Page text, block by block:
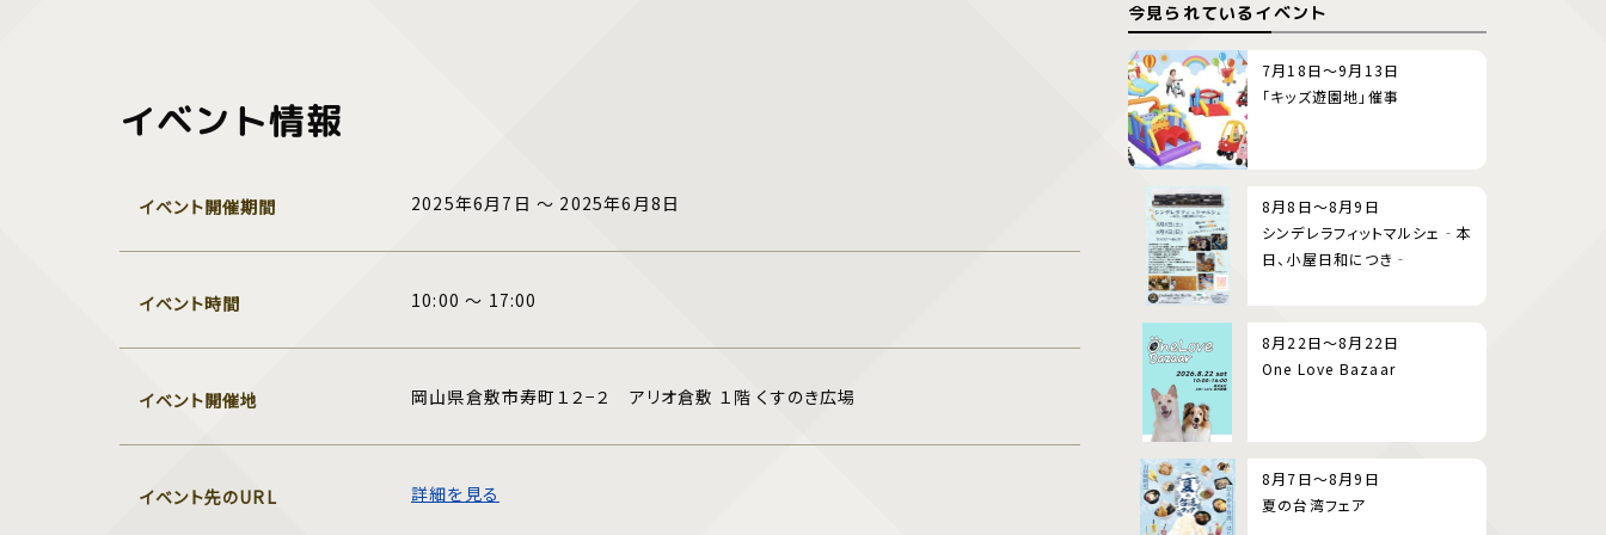
イベント情報
イベント開催期間 2025年6月7日 ～ 2025年6月8日
イベント時間 10:00 ～ 17:00
イベント開催地 岡山県倉敷市寿町１２−２ アリオ倉敷 １階 くすのき広場
イベント先のURL 詳細を見る
今見られているイベント
7月18日～9月13日
「キッズ遊園地」催事
8月8日～8月9日
シンデレラフィットマルシェ‐本
日、小屋日和につき‐
8月22日～8月22日
One Love Bazaar
8月7日～8月9日
夏の台湾フェア